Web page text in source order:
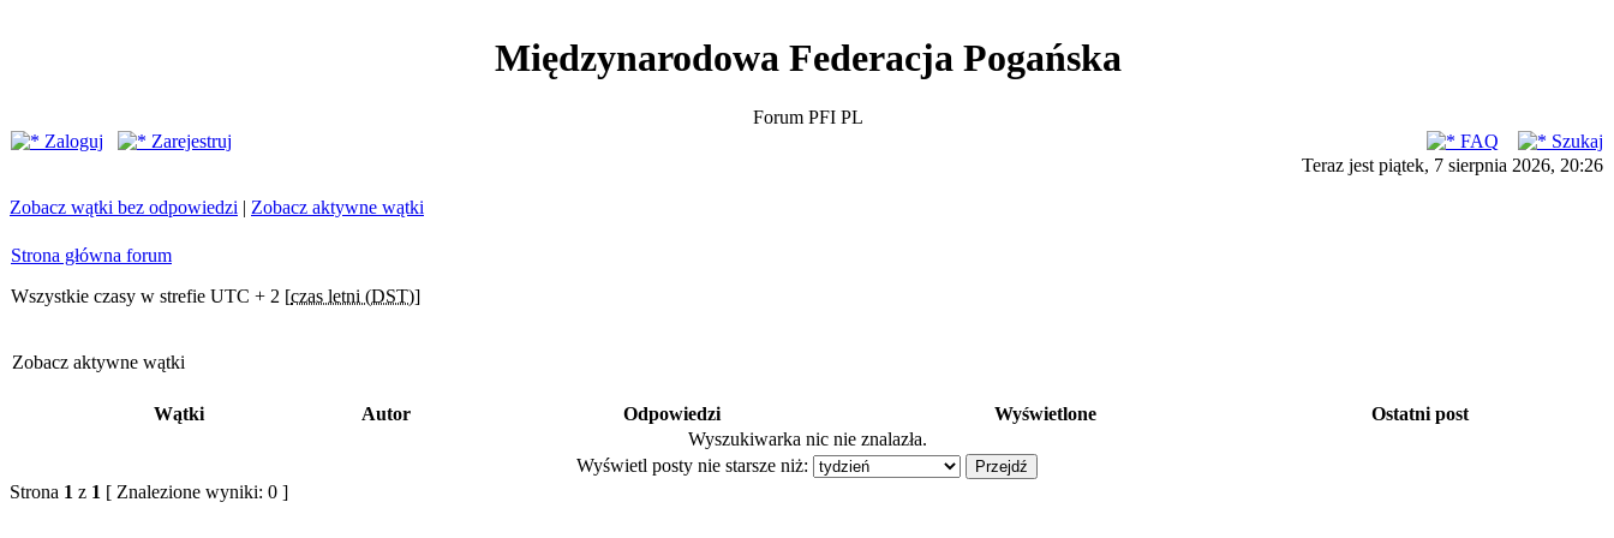
Międzynarodowa Federacja Pogańska
Forum PFI PL
Zaloguj
Zarejestruj FAQ
Szukaj
Teraz jest piątek, 7 sierpnia 2026, 20:26
Zobacz wątki bez odpowiedzi | Zobacz aktywne wątki
Strona główna forum
Wszystkie czasy w strefie UTC + 2 [czas letni (DST)]
Zobacz aktywne wątki
Wątki Autor Odpowiedzi Wyświetlone
Ostatni post
Wyszukiwarka nic nie znalazła.
Wyświetl posty nie starsze niż:
Strona 1 z 1 [ Znalezione wyniki: 0 ]